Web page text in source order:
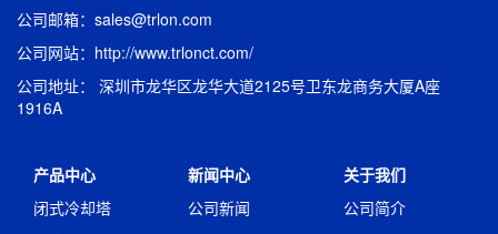
公司邮箱：sales@trlon.com
公司网站：http://www.trlonct.com/
公司地址： 深圳市龙华区龙华大道2125号卫东龙商务大厦A座
1916A
产品中心
闭式冷却塔
新闻中心
公司新闻
关于我们
公司简介